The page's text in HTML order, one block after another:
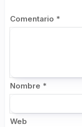
Comentario *
Nombre *
Web